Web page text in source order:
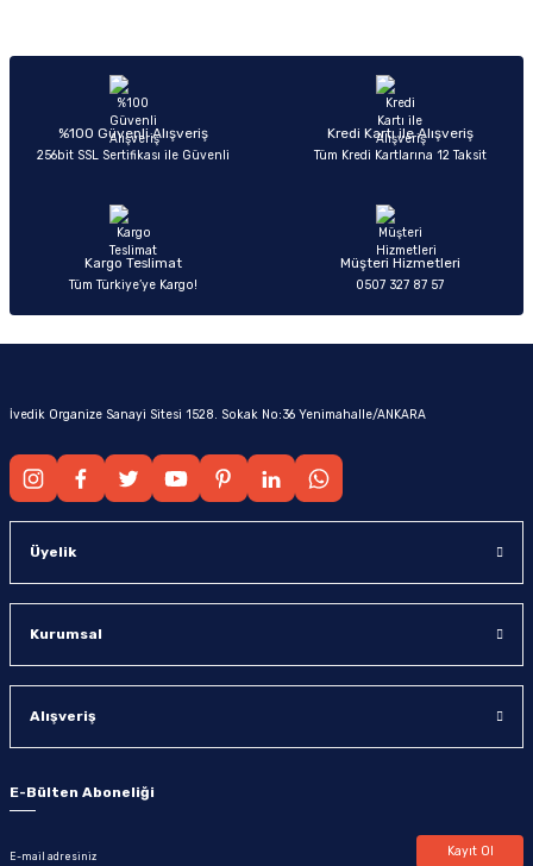
%100 Güvenli Alışveriş
256bit SSL Sertifikası ile Güvenli
Kredi Kartı ile Alışveriş
Tüm Kredi Kartlarına 12 Taksit
Kargo Teslimat
Tüm Türkiye’ye Kargo!
Müşteri Hizmetleri
0507 327 87 57
İvedik Organize Sanayi Sitesi 1528. Sokak No:36 Yenimahalle/ANKARA
Üyelik
Kurumsal
Alışveriş
E-Bülten Aboneliği
Kayıt Ol